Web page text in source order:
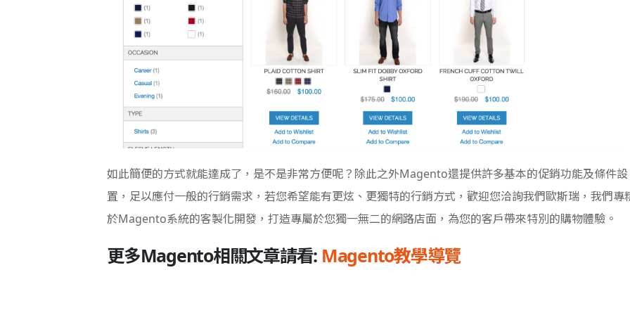
如此簡便的方式就能達成了，是不是非常方便呢？除此之外Magento還提供許多基本的促銷功能及條件設
置，足以應付一般的行銷需求，若您希望能有更炫、更獨特的行銷方式，歡迎您洽詢我們歐斯瑞，我們專
於Magento系統的客製化開發，打造專屬於您獨一無二的網路店面，為您的客戶帶來特別的購物體驗。
更多Magento相關文章請看: Magento教學導覽